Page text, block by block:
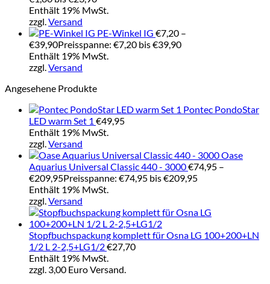
Enthält 19% MwSt.
zzgl.Versand
PE-Winkel IG €7,20 –
€39,90Preisspanne: €7,20 bis €39,90
Enthält 19% MwSt.
zzgl.Versand
Angesehene Produkte
Pontec PondoStar
LED warm Set 1 €49,95
Enthält 19% MwSt.
zzgl.Versand
Oase
Aquarius Universal Classic 440 - 3000€74,95 –
€209,95Preisspanne: €74,95 bis €209,95
Enthält 19% MwSt.
zzgl.Versand
Stopfbuchspackung komplett für Osna LG 100+200+LN
1/2 L 2-2,5+LG1/2€27,70
Enthält 19% MwSt.
zzgl. 3,00 Euro Versand.